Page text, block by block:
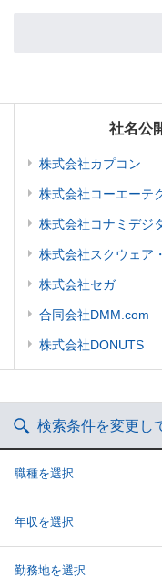
社名公
株式会社カプコン
株式会社コーエーテ
株式会社コナミデジ
株式会社スクウェア
株式会社セガ
合同会社DMM.com
株式会社DONUTS
検索条件を変更し
職種を選択
年収を選択
勤務地を選択